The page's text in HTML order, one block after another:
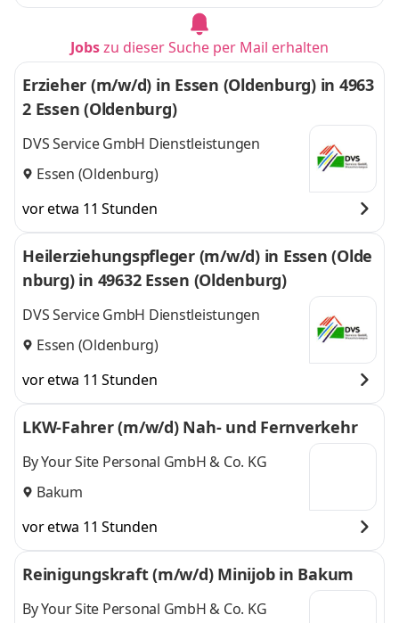
Jobszu dieser Suche per Mail erhalten
Erzieher (m/w/d) in Essen (Oldenburg) in 4963
2 Essen (Oldenburg)
DVS Service GmbH Dienstleistungen
Essen (Oldenburg)
vor etwa 11 Stunden
Heilerziehungspfleger (m/w/d) in Essen (Olde
nburg) in 49632 Essen (Oldenburg)
DVS Service GmbH Dienstleistungen
Essen (Oldenburg)
vor etwa 11 Stunden
LKW-Fahrer (m/w/d) Nah- und Fernverkehr
By Your Site Personal GmbH & Co. KG
Bakum
vor etwa 11 Stunden
Reinigungskraft (m/w/d) Minijob in Bakum
By Your Site Personal GmbH & Co. KG